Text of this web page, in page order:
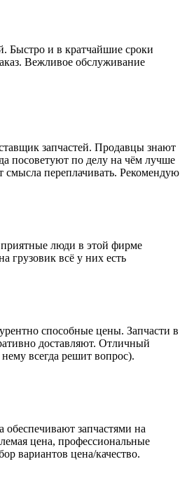
Быстро и в кратчайшие сроки
Вежливое обслуживание
запчастей. Продавцы знают
посоветуют по делу на чём лучше
смысла переплачивать. Рекомендую
люди в этой фирме
грузовик всё у них есть
способные цены. Запчасти в
доставляют. Отличный
всегда решит вопрос).
обеспечивают запчастями на
цена, профессиональные
вариантов цена/качество.